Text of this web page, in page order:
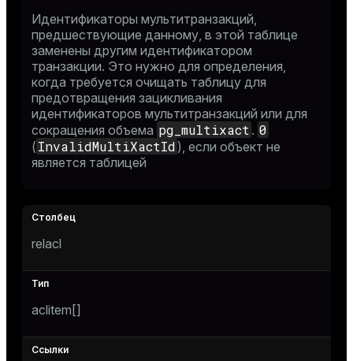
Идентификаторы мультитранзакций,
предшествующие данному, в этой таблице
заменены другим идентификатором
транзакции. Это нужно для определения,
когда требуется очищать таблицу для
предотвращения зацикливания
идентификаторов мультитранзакций или для
сокращения объема pg_multixact . 0
( InvalidMultiXactId ), если объект не
является таблицей
relacl
aclitem[]